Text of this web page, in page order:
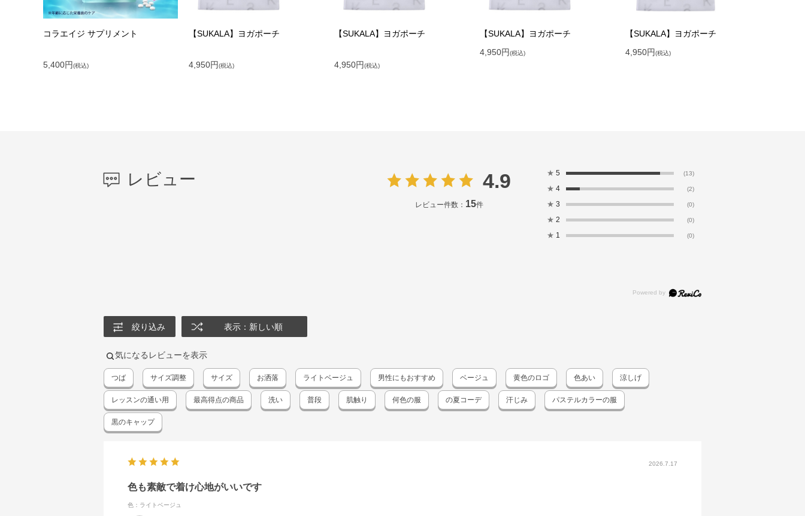
コラエイジ サプリメント
5,400円(税込)
【SUKALA】ヨガポーチ
4,950円(税込)
【SUKALA】ヨガポーチ
4,950円(税込)
【SUKALA】ヨガポーチ
4,950円(税込)
【SUKALA】ヨガポーチ
4,950円(税込)
レビュー 4.9
レビュー件数： 15件
★ 5 (13)
★ 4 (2)
★ 3 (0)
★ 2 (0)
★ 1 (0)
絞り込み 表示：新しい順
気になるレビューを表示
つば サイズ調整 サイズ お洒落 ライトベージュ 男性にもおすすめ ベージュ 黄色のロゴ 色あい 涼しげ
レッスンの通い用 最高得点の商品 洗い 普段 肌触り 何色の服 の夏コーデ 汗じみ パステルカラーの服
黒のキャップ
2026.7.17
色も素敵で着け心地がいいです
色：ライトベージュ